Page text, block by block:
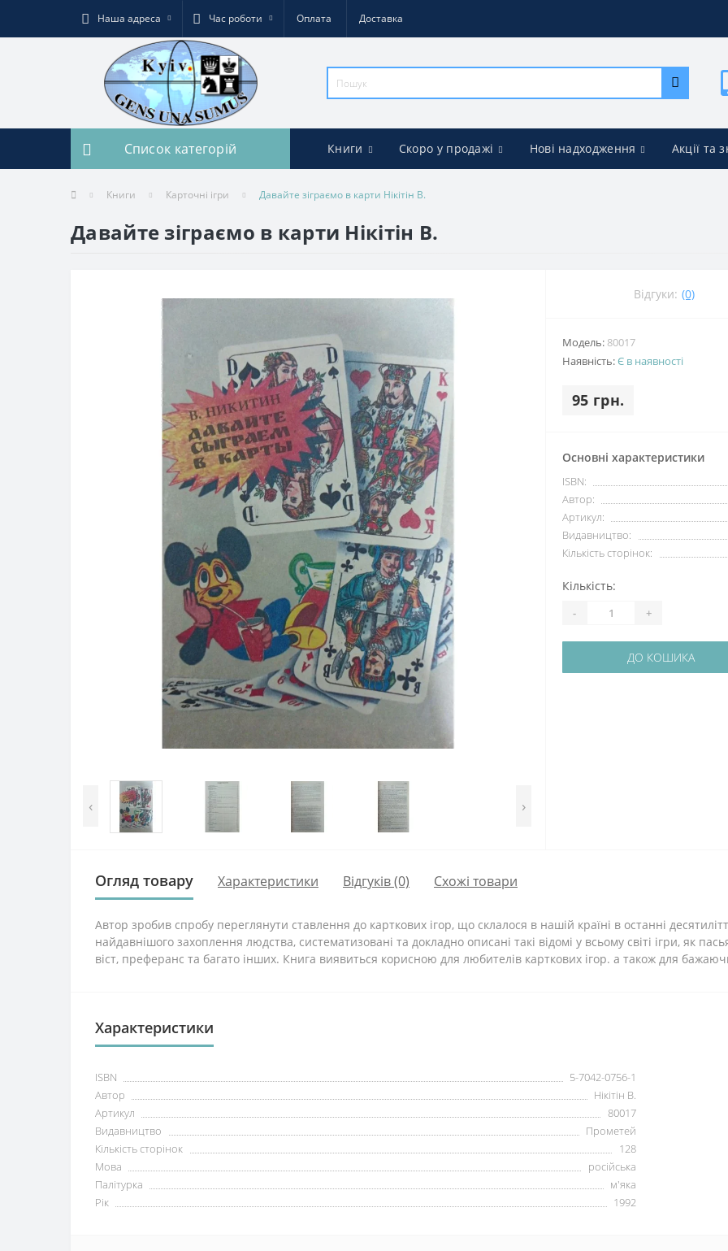
Наша адреса Час роботи Оплата Доставка
Список категорій Книги Скоро у продажі Нові надходження Акції та
Книги Карточні ігри Давайте зіграємо в карти Нікітін В.
Давайте зіграємо в карти Нікітін В.
‹ ›
Відгуки: (0)
Модель: 80017
Наявність:Є в наявності
95 грн.
Основні характеристики
ISBN:
Автор:
Артикул:
Видавництво:
Кількість сторінок:
Кількість:
- +
ДО КОШИКА
Огляд товару Характеристики Відгуків (0) Схожі товари
Автор зробив спробу переглянути ставлення до карткових ігор, що склалося в нашій країні в останні
найдавнішого захоплення людства, систематизовані та докладно описані такі відомі у всьому світі ігри, як
віст, преферанс та багато інших. Книга виявиться корисною для любителів карткових ігор. а також для
Характеристики
ISBN
5-7042-0756-1
Автор
Нікітін В.
Артикул
80017
Видавництво
Прометей
Кількість сторінок
128
Мова
російська
Палітурка
м'яка
Рік
1992